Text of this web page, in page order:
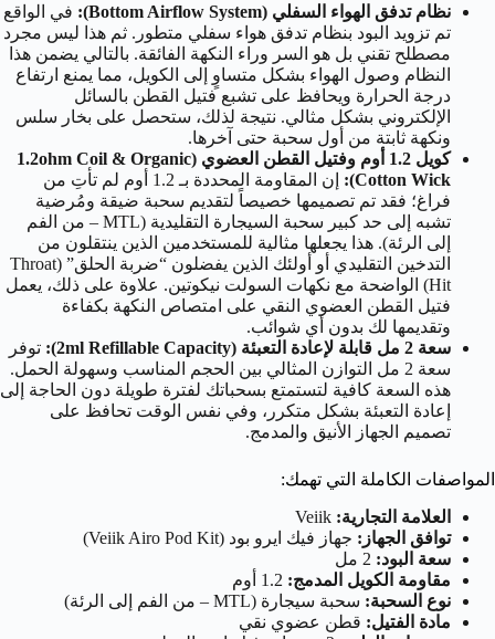
نظام تدفق الهواء السفلي (Bottom Airflow System):
في الواقع
تم تزويد البود بنظام تدفق هواء سفلي متطور. ثم هذا ليس مجرد
مصطلح تقني بل هو السر وراء النكهة الفائقة. بالتالي يضمن هذا
النظام وصول الهواء بشكل متساوٍ إلى الكويل، مما يمنع ارتفاع
درجة الحرارة ويحافظ على تشبع فتيل القطن بالسائل
الإلكتروني بشكل مثالي. نتيجة لذلك، ستحصل على بخار سلس
ونكهة ثابتة من أول سحبة حتى آخرها.
كويل 1.2 أوم وفتيل القطن العضوي (1.2ohm Coil & Organic
Cotton Wick):
إن المقاومة المحددة بـ 1.2 أوم لم تأتِ من
فراغ؛ فقد تم تصميمها خصيصاً لتقديم سحبة ضيقة ومُرضية
تشبه إلى حد كبير سحبة السيجارة التقليدية (MTL – من الفم
إلى الرئة). هذا يجعلها مثالية للمستخدمين الذين ينتقلون من
التدخين التقليدي أو أولئك الذين يفضلون “ضربة الحلق” (Throat
Hit) الواضحة مع نكهات السولت نيكوتين. علاوة على ذلك، يعمل
فتيل القطن العضوي النقي على امتصاص النكهة بكفاءة
وتقديمها لك بدون أي شوائب.
سعة 2 مل قابلة لإعادة التعبئة (2ml Refillable Capacity):
توفر
سعة 2 مل التوازن المثالي بين الحجم المناسب وسهولة الحمل.
هذه السعة كافية لتستمتع بسحباتك لفترة طويلة دون الحاجة إلى
إعادة التعبئة بشكل متكرر، وفي نفس الوقت تحافظ على
تصميم الجهاز الأنيق والمدمج.
المواصفات الكاملة التي تهمك:
العلامة التجارية:
توافق الجهاز: جهاز فيك ايرو بود (Veiik Airo Pod Kit)
سعة البود:
مقاومة الكويل المدمج:
نوع السحبة: سحبة سيجارة (MTL – من الفم إلى الرئة)
مادة الفتيل: قطن عضوي نقي